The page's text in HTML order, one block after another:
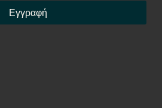
Εγγραφή